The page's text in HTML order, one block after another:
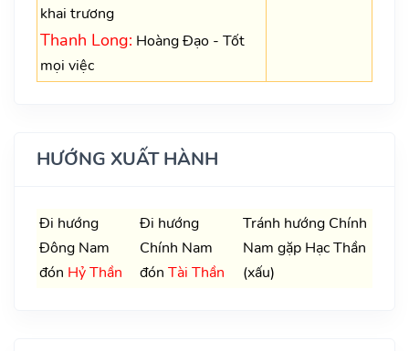
khai trương
Thanh Long: Hoàng Đạo - Tốt
mọi việc
HƯỚNG XUẤT HÀNH
Đi hướng
Đông Nam
đón Hỷ Thần
Đi hướng
Chính Nam
đón Tài Thần
Tránh hướng Chính
Nam gặp Hạc Thần
(xấu)